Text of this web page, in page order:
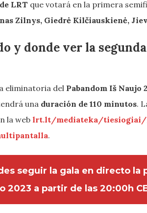
LRT que votará en la primera
Zilnys, Giedrė Kilčiauskienė,
y donde ver la
eliminatoria del Pabandom Iš Naujo
una duración de 110 minutos.
la web lrt.lt/mediateka/
.
seguir la gala en directo
2023 a partir de las 20:00h